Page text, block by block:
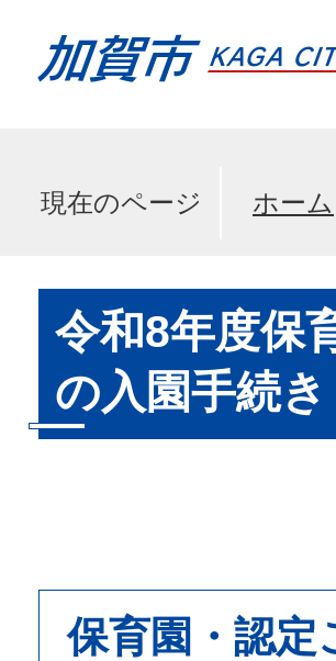
現在のページ ホーム
令和8年度保
の入園手続き
保育園・認定